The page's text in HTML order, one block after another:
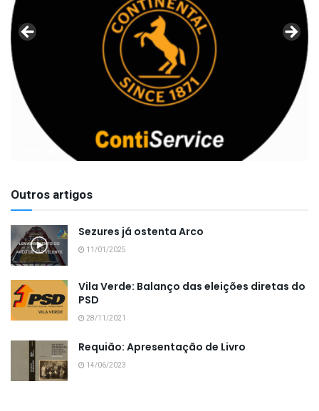
Outros artigos
Sezures já ostenta Arco
11/01/2025
Vila Verde: Balanço das eleições diretas do
PSD
28/11/2021
Requião: Apresentação de Livro
14/06/2023